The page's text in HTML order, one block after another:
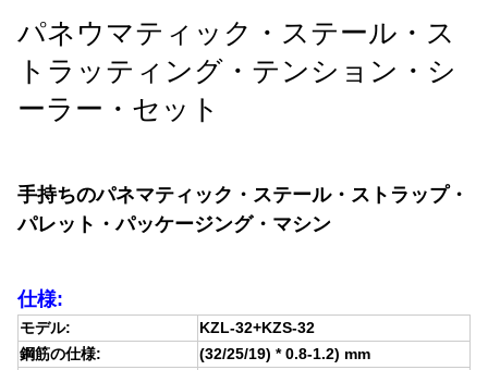
パネウマティック・ステール・ス
トラッティング・テンション・シ
ーラー・セット
手持ちのパネマティック・ステール・ストラップ・
パレット・パッケージング・マシン
仕様:
モデル:
KZL-32+KZS-32
鋼筋の仕様:
(32/25/19) * 0.8-1.2) mm